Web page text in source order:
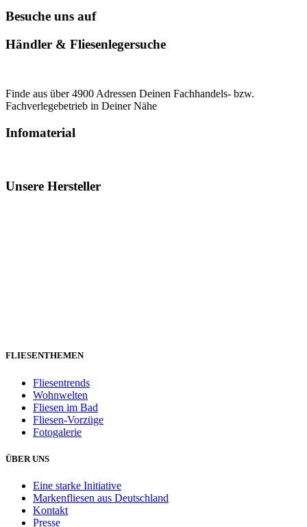
Besuche uns auf
Händler & Fliesenlegersuche
Finde aus über 4900 Adressen Deinen Fachhandels- bzw.
Fachverlegebetrieb in Deiner Nähe
Infomaterial
Unsere Hersteller
FLIESENTHEMEN
Fliesentrends
Wohnwelten
Fliesen im Bad
Fliesen-Vorzüge
Fotogalerie
ÜBER UNS
Eine starke Initiative
Markenfliesen aus Deutschland
Kontakt
Presse